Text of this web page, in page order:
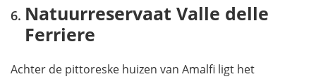
Natuurreservaat Valle delle
Ferriere
Achter de pittoreske huizen van Amalfi ligt het